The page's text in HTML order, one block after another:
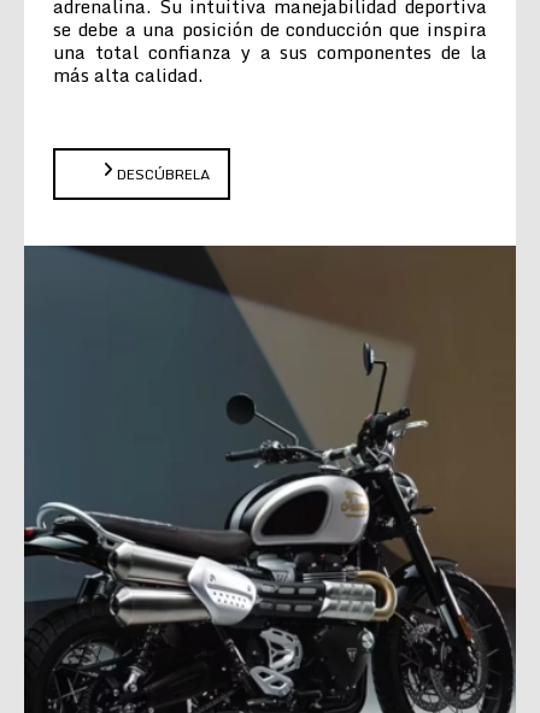
adrenalina. Su intuitiva manejabilidad deportiva
se debe a una posición de conducción que inspira
una total confianza y a sus componentes de la
más alta calidad.
DESCÚBRELA